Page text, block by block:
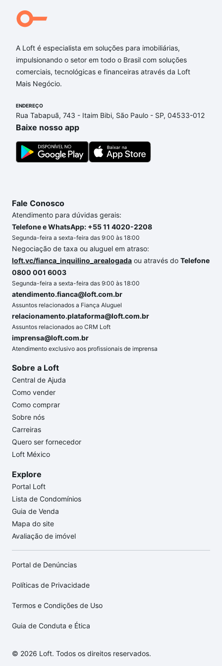
Qual o preço de Imóveis à venda em caratinga -
Anchieta, Belo Horizonte, MG?
Aqui na Loft temos a oferta ideal para você, com
Imóveis à venda em caratinga - Anchieta, Belo
Horizonte, MG que custam a partir de R$ 0 e com
nossas opções de financiamento imobiliário as
ainda tem alguma dúvida dos custos envolvidos no
processo de compra, veja em nosso portal quanto
custa comprar um apartamento
gente para comprar o imóvel dos seus sonhos com
segurança e conforto. Loft, com você até as
A Loft é especialista em soluções para imobiliárias,
impulsionando o setor em todo o Brasil com soluções
comerciais, tecnológicas e financeiras através da Loft
Mais Negócio.
ENDEREÇO
Rua Tabapuã, 743 - Itaim Bibi, São Paulo - SP, 04533-012
Baixe nosso app
Fale Conosco
Atendimento para dúvidas gerais:
Telefone e WhatsApp: +55 11 4020-2208
Segunda-feira a sexta-feira das 9:00 às 18:00
Negociação de taxa ou aluguel em atraso:
loft.vc/fianca_inquilino_arealogada ou através do Telefone
0800 001 6003
Segunda-feira a sexta-feira das 9:00 às 18:00
atendimento.fianca@loft.com.br
Assuntos relacionados a Fiança Aluguel
relacionamento.plataforma@loft.com.br
Assuntos relacionados ao CRM Loft
imprensa@loft.com.br
Atendimento exclusivo aos profissionais de imprensa
Sobre a Loft
Central de Ajuda
Como vender
Como comprar
Sobre nós
Carreiras
Quero ser fornecedor
Loft México
Explore
Portal Loft
Lista de Condomínios
Guia de Venda
Mapa do site
Avaliação de imóvel
Portal de Denúncias
Políticas de Privacidade
Termos e Condições de Uso
Guia de Conduta e Ética
© 2026 Loft. Todos os direitos reservados.